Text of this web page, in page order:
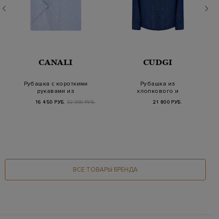
CANALI
Рубашка с короткими
рукавами из
хлопкового поплина
в к…
16 450 РУБ. 32 900 РУБ.
CUDGI
Рубашка из
хлопкового и
льняного денима с
контрастной…
21 800 РУБ.
ВСЕ ТОВАРЫ БРЕНДА